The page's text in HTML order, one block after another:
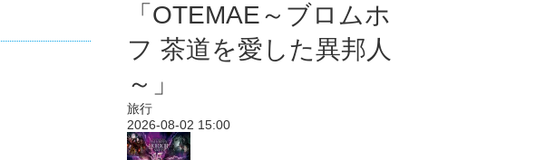
「OTEMAE～ブロムホ
フ 茶道を愛した異邦人
～」
旅行
2026-08-02 15:00